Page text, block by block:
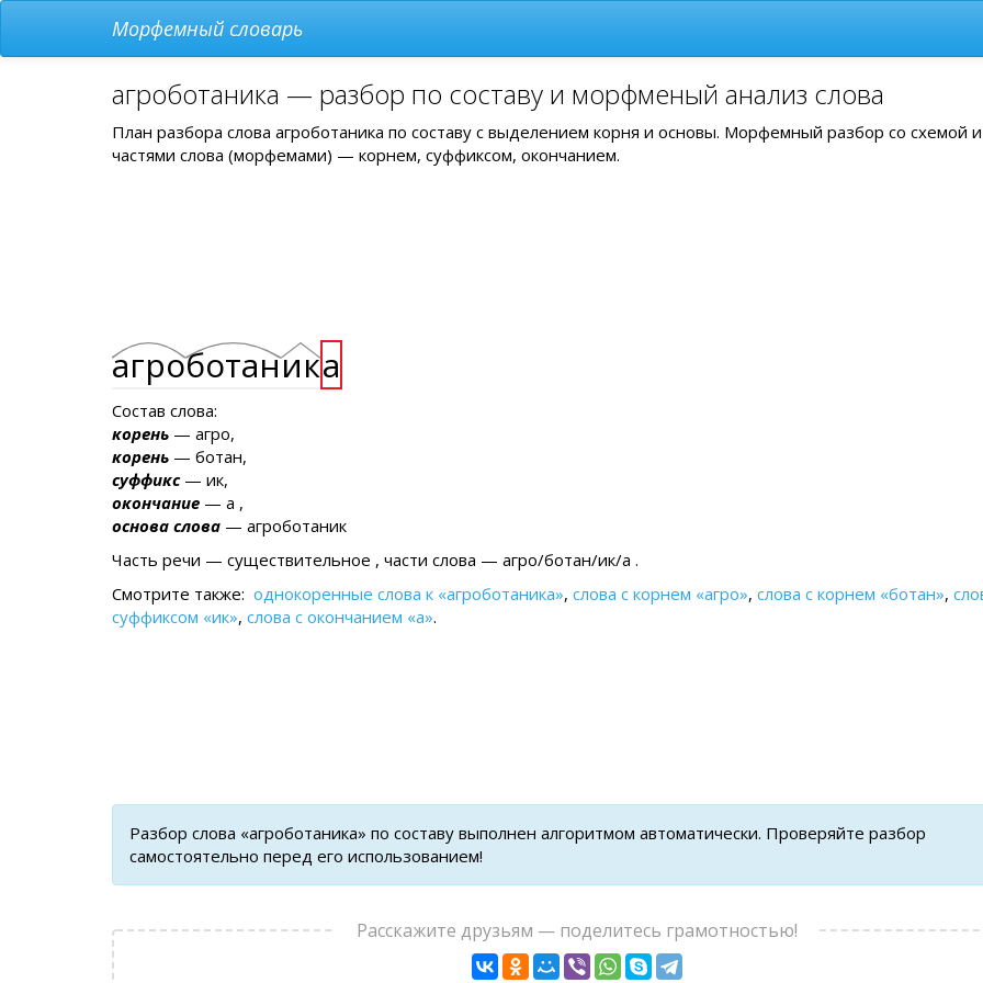
Морфемный словарь
агроботаника — разбор по составу и морфменый анализ слова
План разбора слова агроботаника по составу с выделением корня и основы. Морфемный разбор со схемой и
частями слова (морфемами) — корнем, суффиксом, окончанием.
агроботаника
Состав слова:
корень — агро,
корень — ботан,
суффикс— ик,
окончание — а ,
основа слова — агроботаник
Часть речи — существительное , части слова — агро/ботан/ик/а .
Смотрите также: однокоренные слова к «агроботаника», слова с корнем «агро», слова с корнем «ботан»,
суффиксом «ик», слова с окончанием «а».
Разбор слова «агроботаника» по составу выполнен алгоритмом автоматически. Проверяйте разбор
самостоятельно перед его использованием!
Расскажите друзьям — поделитесь грамотностью!